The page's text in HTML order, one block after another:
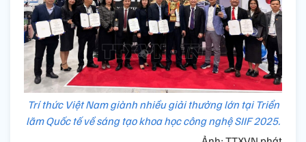
Trí thức Việt Nam giành nhiều giải thưởng lớn tại Triển
lãm Quốc tế về sáng tạo khoa học công nghệ SIIF 2025.